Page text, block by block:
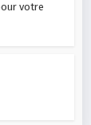
votre